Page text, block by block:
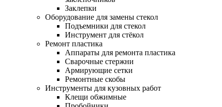
Заклепки
Оборудование для замены стекол
Подъемники для стекол
Инструмент для стёкол
Ремонт пластика
Аппараты для ремонта пластика
Сварочные стержни
Армирующие сетки
Ремонтные скобы
Инструменты для кузовных работ
Клещи обжимные